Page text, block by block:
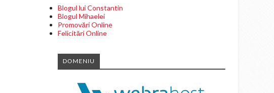
Blogul lui Constantin
Blogul Mihaelei
Promovări Online
Felicitări Online
DOMENIU